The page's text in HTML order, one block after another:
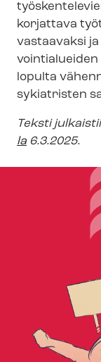
korjattava
vastaavaksi
lopulta
sy­kiat­ris­ten
Teksti
la 6.3.2025.